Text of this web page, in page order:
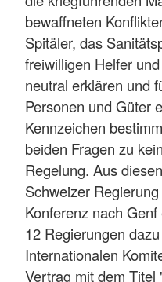
bewaffneten
Spitäler, das
freiwilligen Helfer
neutral erklären und
Personen und Güter
Kennzeichen
beiden Fragen zu
Regelung. Aus
Schweizer
Konferenz nach
12 Regierungen
Internationalen
Vertrag mit dem